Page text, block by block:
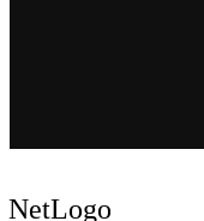
NetLogo